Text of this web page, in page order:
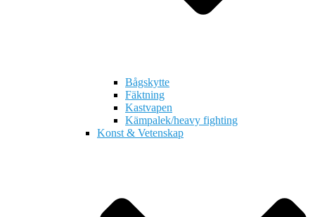
Bågskytte
Fäktning
Kastvapen
Kämpalek/heavy fighting
Konst & Vetenskap